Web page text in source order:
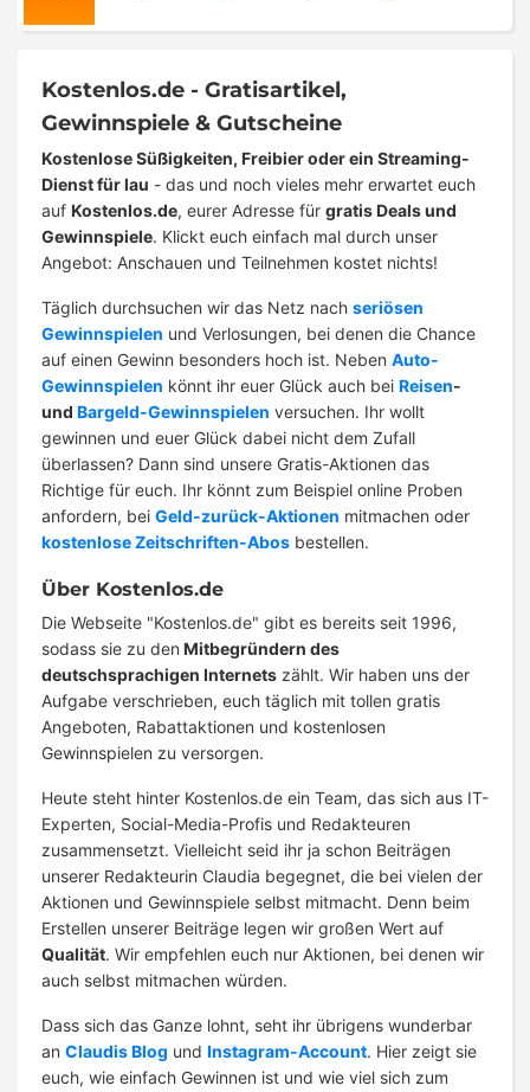
Kostenlos.de - Gratisartikel,
Gewinnspiele & Gutscheine
Kostenlose Süßigkeiten, Freibier oder ein Streaming-
Dienst für lau - das und noch vieles mehr erwartet euch
auf Kostenlos.de, eurer Adresse für gratis Deals und
Gewinnspiele. Klickt euch einfach mal durch unser
Angebot: Anschauen und Teilnehmen kostet nichts!
Täglich durchsuchen wir das Netz nach seriösen
Gewinnspielen und Verlosungen, bei denen die Chance
auf einen Gewinn besonders hoch ist. Neben Auto-
Gewinnspielen könnt ihr euer Glück auch bei Reisen-
und Bargeld-Gewinnspielen versuchen. Ihr wollt
gewinnen und euer Glück dabei nicht dem Zufall
überlassen? Dann sind unsere Gratis-Aktionen das
Richtige für euch. Ihr könnt zum Beispiel online Proben
anfordern, bei Geld-zurück-Aktionen mitmachen oder
kostenlose Zeitschriften-Abos bestellen.
Über Kostenlos.de
Die Webseite "Kostenlos.de" gibt es bereits seit 1996,
sodass sie zu den Mitbegründern des
deutschsprachigen Internets zählt. Wir haben uns der
Aufgabe verschrieben, euch täglich mit tollen gratis
Angeboten, Rabattaktionen und kostenlosen
Gewinnspielen zu versorgen.
Heute steht hinter Kostenlos.de ein Team, das sich aus IT-
Experten, Social-Media-Profis und Redakteuren
zusammensetzt. Vielleicht seid ihr ja schon Beiträgen
unserer Redakteurin Claudia begegnet, die bei vielen der
Aktionen und Gewinnspiele selbst mitmacht. Denn beim
Erstellen unserer Beiträge legen wir großen Wert auf
Qualität. Wir empfehlen euch nur Aktionen, bei denen wir
auch selbst mitmachen würden.
Dass sich das Ganze lohnt, seht ihr übrigens wunderbar
an Claudis Blog und Instagram-Account. Hier zeigt sie
euch, wie einfach Gewinnen ist und wie viel sich zum